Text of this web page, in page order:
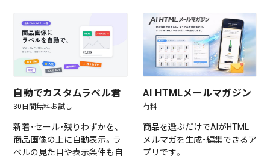
自動でカスタムラベル君
30日間無料お試し
新着・セール・残りわずかを、
商品画像の上に自動表示。ラ
ベルの見た目や表示条件も自
AI HTMLメールマガジン
有料
商品を選ぶだけでAIがHTML
メルマガを生成・編集できるア
プリです。